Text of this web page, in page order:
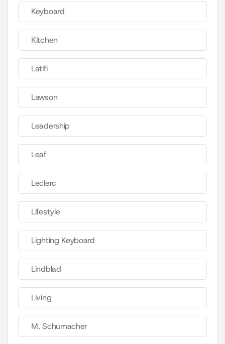
Keyboard
Kitchen
Latifi
Lawson
Leadership
Leaf
Leclerc
Lifestyle
Lighting Keyboard
Lindblad
Living
M. Schumacher